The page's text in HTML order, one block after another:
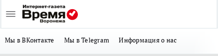
Мы в ВКонтакте Мы в Telegram Информация о нас